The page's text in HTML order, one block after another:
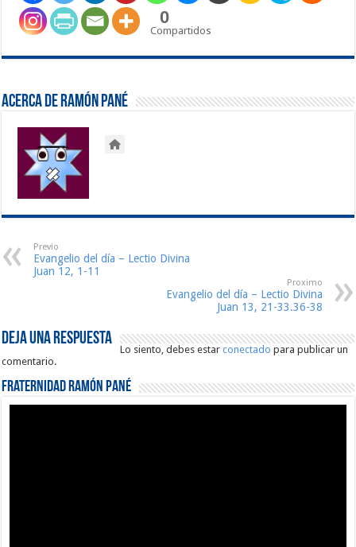
0
Compartidos
Acerca de Ramón Pané
Previo
Evangelio del día – Lectio Divina
Juan 12, 1-11
Proximo
Evangelio del día – Lectio Divina
Juan 13, 21-33.36-38
Deja una respuesta
Lo siento, debes estarconectado para publicar un
comentario.
Fraternidad Ramón Pané